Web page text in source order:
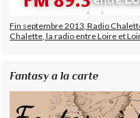
Fin septembre 2013, Radio
Chalette, la radio entre Loire et
Fantasy a la carte